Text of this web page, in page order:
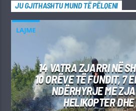
JU GJITHASHTU MUND TË PËLQENI
LAJME
14 VATRA ZJARRI NË
10 ORËVE TË FUNDIT, 7
NDËRHYRJE ME
HELIKOPTER